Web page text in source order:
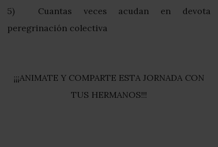
5) Cuantas veces acudan en devota
peregrinación colectiva
¡¡¡ANIMATE Y COMPARTE ESTA JORNADA CON
TUS HERMANOS!!!